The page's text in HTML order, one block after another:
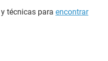
técnicas para encontrar